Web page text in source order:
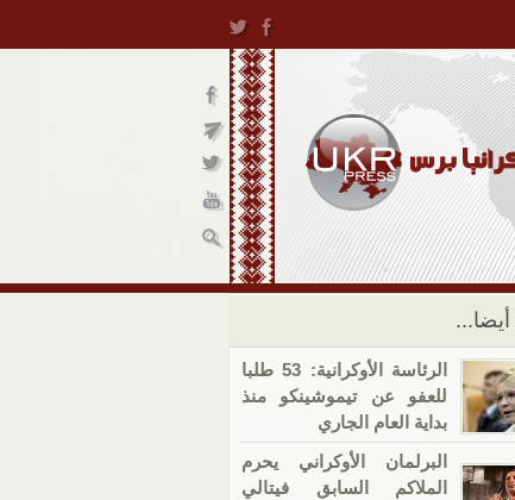
أيضا...
الرئاسة الأوكرانية: 53 طلبا
للعفو عن تيموشينكو منذ
بداية العام الجاري
البرلمان الأوكراني يحرم
الملاكم السابق فيتالي